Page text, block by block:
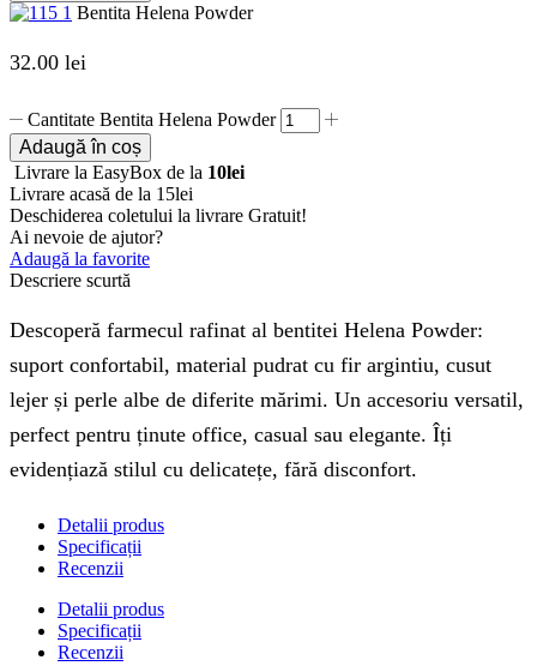
Bentita Helena Powder
32.00 lei
Cantitate Bentita Helena Powder
Adaugă în coș
Livrare la EasyBox de la 10lei
Livrare acasă de la 15lei
Deschiderea coletului la livrare Gratuit!
Ai nevoie de ajutor?
Adaugă la favorite
Descriere scurtă
Descoperă farmecul rafinat al bentitei Helena Powder:
suport confortabil, material pudrat cu fir argintiu, cusut
lejer și perle albe de diferite mărimi. Un accesoriu versatil,
perfect pentru ținute office, casual sau elegante. Îți
evidențiază stilul cu delicatețe, fără disconfort.
Detalii produs
Specificații
Recenzii
Detalii produs
Specificații
Recenzii